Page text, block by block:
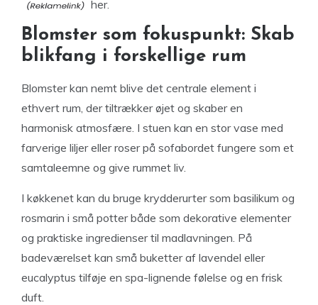
her.
Blomster som fokuspunkt: Skab
blikfang i forskellige rum
Blomster kan nemt blive det centrale element i
ethvert rum, der tiltrækker øjet og skaber en
harmonisk atmosfære. I stuen kan en stor vase med
farverige liljer eller roser på sofabordet fungere som et
samtaleemne og give rummet liv.
I køkkenet kan du bruge krydderurter som basilikum og
rosmarin i små potter både som dekorative elementer
og praktiske ingredienser til madlavningen. På
badeværelset kan små buketter af lavendel eller
eucalyptus tilføje en spa-lignende følelse og en frisk
duft.